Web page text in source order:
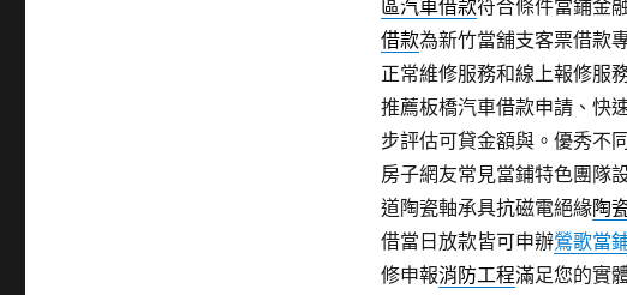
區汽車借款符合條件當鋪金
借款為新竹當舖支客票借款
正常維修服務和線上報修服
推薦板橋汽車借款申請、快
步評估可貸金額與。優秀不
房子網友常見當鋪特色團隊
道陶瓷軸承具抗磁電絕緣陶
借當日放款皆可申辦鶯歌當
修申報消防工程滿足您的實